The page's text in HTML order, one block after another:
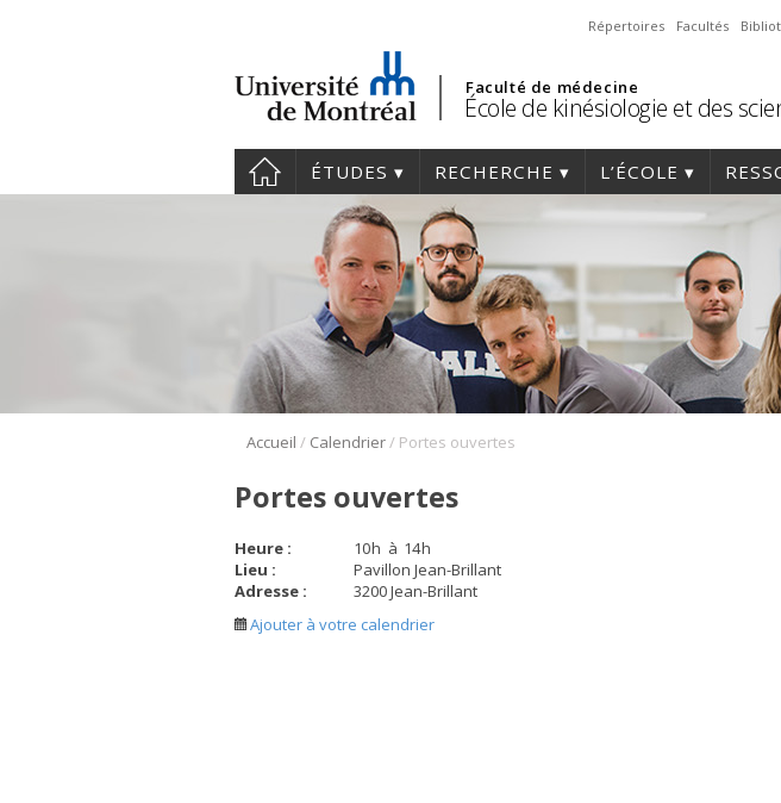
Répertoires Facultés
Faculté de médecine
École de kinésiologie et des
ÉTUDES RECHERCHE L’ÉCOLE
Accueil / Calendrier/ Portes ouvertes
Portes ouvertes
Heure : 10h à 14h
Lieu :
Pavillon Jean-Brillant
Adresse :
3200 Jean-Brillant
Ajouter à votre calendrier